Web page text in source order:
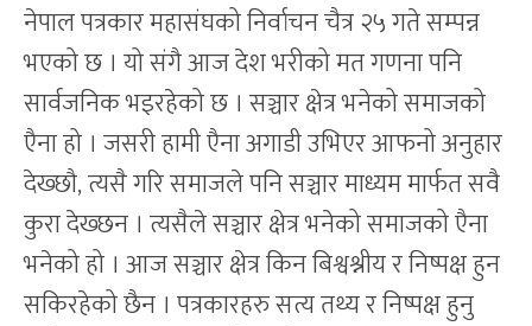
नेपाल पत्रकार महासंघको निर्वाचन चैत्र २५ गते सम्पन्न
भएको छ । यो संगै आज देश भरीको मत गणना पनि
सार्वजनिक भइरहेको छ । सञ्चार क्षेत्र भनेको समाजको
एैना हो । जसरी हामी एैना अगाडी उभिएर आफनो अनुहार
देख्छौ, त्यसै गरि समाजले पनि सञ्चार माध्यम मार्फत सवै
कुरा देख्छन । त्यसैले सञ्चार क्षेत्र भनेको समाजको एैना
भनेको हो । आज सञ्चार क्षेत्र किन बिश्वश्नीय र निष्पक्ष हुन
सकिरहेको छैन । पत्रकारहरु सत्य तथ्य र निष्पक्ष हुनु